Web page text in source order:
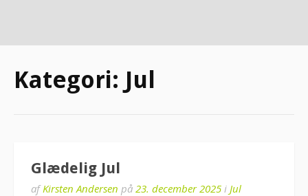
Kategori: Jul
Glædelig Jul
afKirsten Andersen på 23. december 2025 i Jul